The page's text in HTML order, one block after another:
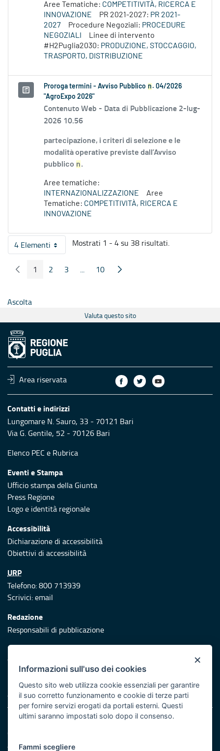
Aree Tematiche: COMPETITIVITÀ, RICERCA E
INNOVAZIONE
PR 2021-2027: PR 2021-
2027
Procedure Negoziali: PROCEDURE
NEGOZIALI
Linee di intervento
#H2Puglia2030: PRODUZIONE, STOCCAGGIO,
TRASPORTO, DISTRIBUZIONE
Proroga termini - Avviso Pubblico n . 04/2026
"AgroExpo 2026"
Contenuto Web - Data di Pubblicazione 2-lug-
2026 10.56
partecipazione, i criteri di selezione e le
modalità operative previste dall’Avviso
pubblico n.
Aree tematiche:
INTERNAZIONALIZZAZIONE
Aree
Tematiche: COMPETITIVITÀ, RICERCA E
INNOVAZIONE
4 ElementiPer pagina
Mostrati 1 - 4 su 38 risultati.
Pagina Precedente
Pagina
1 Pagina
2 Pagina
3 ...
Pagine intermedie
Pagina
10 Pagina Seguente
Ascolta
Valuta questo sito
Area riservata
Contatti e indirizzi
Lungomare N. Sauro, 33 - 70121 Bari
Via G. Gentile, 52 - 70126 Bari
Elenco PEC e Rubrica
Eventi e Stampa
Ufficio stampa della Giunta
Press Regione
Logo e identità regionale
Accessibilità
Dichiarazione di accessibilità
Obiettivi di accessibilità
URP
Telefono: 800 713939
Scrivici:email
Redazione
Responsabili di pubblicazione
Protezione civile
Vai al sito di Protezione Civile Puglia
Iniziativa finanziata con risorse del POR Puglia 2014/2020 -
Asse XI
Note legali
Cookie e privacy
Atti di notifica
×
Informazioni sull'uso dei cookies
Questo sito web utilizza cookie essenziali per garantire
il suo corretto funzionamento e cookie di terze parti
per fornire servizi erogati da portali esterni. Questi
ultimi saranno impostati solo dopo il consenso.
Fammi scegliere